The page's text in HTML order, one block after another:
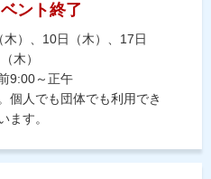
ント終了
）、10日（木）、17日
木）
9:00～正午
個人でも団体でも利用でき
ます。